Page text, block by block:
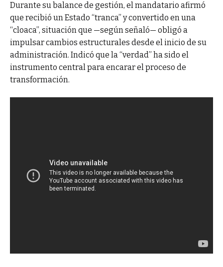
Durante su balance de gestión, el mandatario afirmó
que recibió un Estado “tranca” y convertido en una
“cloaca”, situación que —según señaló— obligó a
impulsar cambios estructurales desde el inicio de su
administración. Indicó que la “verdad” ha sido el
instrumento central para encarar el proceso de
transformación.